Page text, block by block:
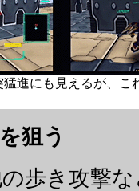
進にも見えるが、こ
狙う
歩き攻撃